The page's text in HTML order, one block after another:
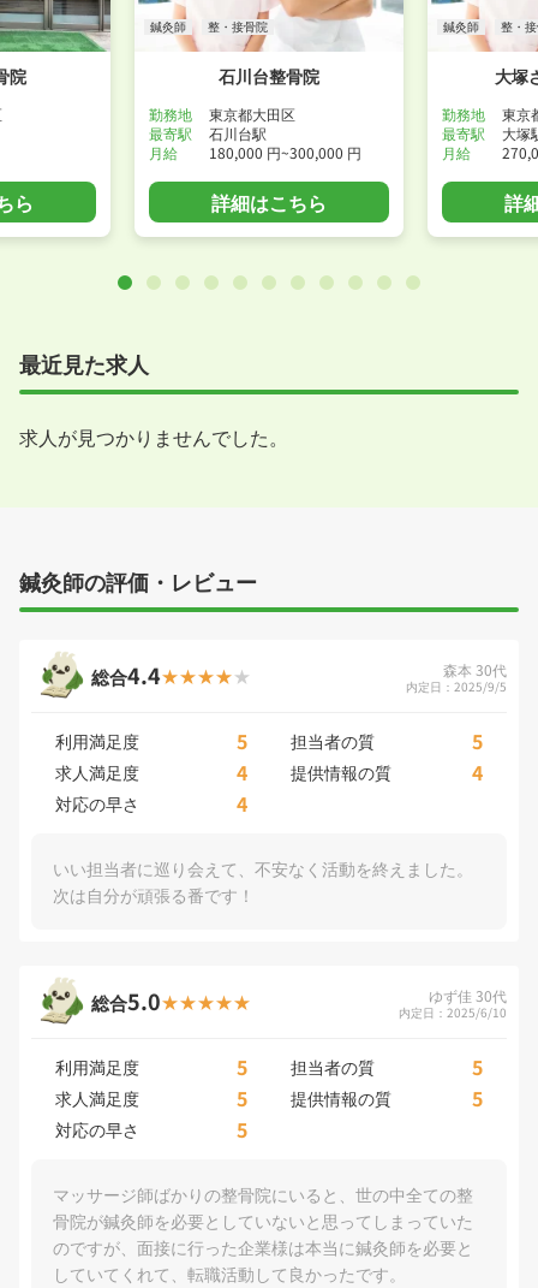
院
ら
鍼灸師 整・接骨院
石川台整骨院
勤務地
東京都大田区
最寄駅
石川台駅
月給
180,000 円~300,000 円
詳細はこちら
鍼灸師 整・
大塚
勤務地
東京
最寄駅
大塚
月給
詳
最近見た求人
求人が見つかりませんでした。
鍼灸師の評価・レビュー
総合4.4 森本 30代
内定日：2025/9/5
利用満足度 5 担当者の質 5
求人満足度 4 提供情報の質 4
対応の早さ 4
いい担当者に巡り会えて、不安なく活動を終えました。
次は自分が頑張る番です！
総合5.0 ゆず佳 30代
内定日：2025/6/10
利用満足度 5 担当者の質 5
求人満足度 5 提供情報の質 5
対応の早さ 5
マッサージ師ばかりの整骨院にいると、世の中全ての整
骨院が鍼灸師を必要としていないと思ってしまっていた
のですが、面接に行った企業様は本当に鍼灸師を必要と
していてくれて、転職活動して良かったです。